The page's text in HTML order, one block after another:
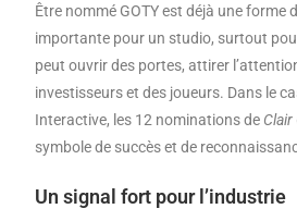
Être nommé GOTY est déjà une forme
importante pour un studio, surtout
peut ouvrir des portes, attirer
investisseurs et des joueurs. Dans le
Interactive, les 12 nominations de Clair
symbole de succès et de
Un signal fort pour l’industrie